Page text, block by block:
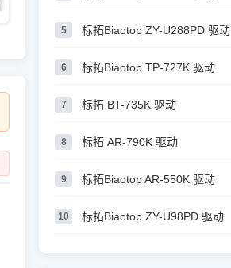
5 标拓Biaotop ZY-U288PD 驱动
6 标拓Biaotop TP-727K 驱动
7 标拓 BT-735K 驱动
8 标拓 AR-790K 驱动
9 标拓Biaotop AR-550K 驱动
10 标拓Biaotop ZY-U98PD 驱动